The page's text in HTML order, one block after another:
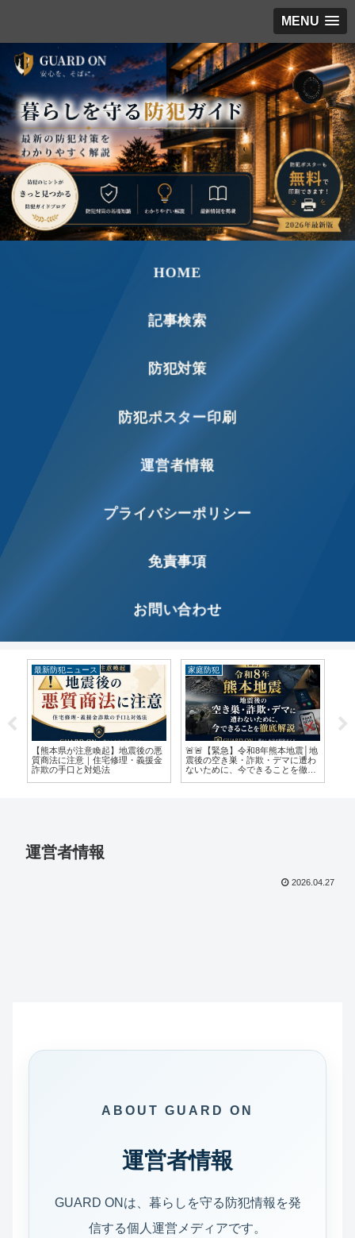
MENU
HOME
記事検索
防犯対策
防犯ポスター印刷
運営者情報
プライバシーポリシー
免責事項
お問い合わせ
家庭防犯
🚨📹【2026年最新】防犯カメラは
本当に必要？│空き巣・強盗・い
たずらから家族を守る選び方・設
特殊詐欺
「もしかして詐欺かも？」どうす
ればいい？
運営者情報
2026.04.27
ABOUT GUARD ON
運営者情報
GUARD ONは、暮らしを守る防犯情報を発
信する個人運営メディアです。